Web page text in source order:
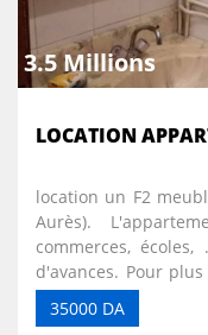
3.5 Millions
LOCATION
location un F2
Aurès).
commerces,
d'avances. Pour
Num : 05
35000 DA